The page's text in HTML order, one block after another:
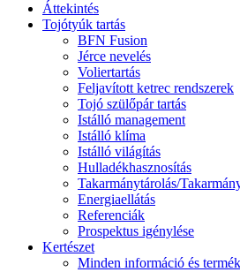
Áttekintés
Tojótyúk tartás
BFN Fusion
Jérce nevelés
Voliertartás
Feljavított ketrec rendszerek
Tojó szülőpár tartás
Istálló management
Istálló klíma
Istálló világítás
Hulladékhasznosítás
Takarmánytárolás/
Energiaellátás
Referenciák
Prospektus igénylése
Kertészet
Minden információ és termék